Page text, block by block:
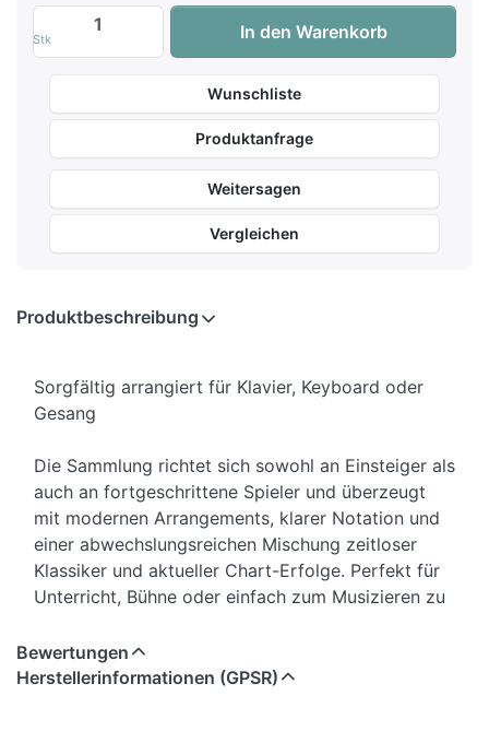
Stk
Top 100 Hit Collection 65 mit CD zu
In den Warenkorb
Wunschliste
Produktanfrage
Weitersagen
Vergleichen
Produktbeschreibung
Sorgfältig arrangiert für Klavier, Keyboard oder
Gesang
Die Sammlung richtet sich sowohl an Einsteiger als
auch an fortgeschrittene Spieler und überzeugt
mit modernen Arrangements, klarer Notation und
einer abwechslungsreichen Mischung zeitloser
Klassiker und aktueller Chart-Erfolge. Perfekt für
Unterricht, Bühne oder einfach zum Musizieren zu
Bewertungen
Herstellerinformationen (GPSR)